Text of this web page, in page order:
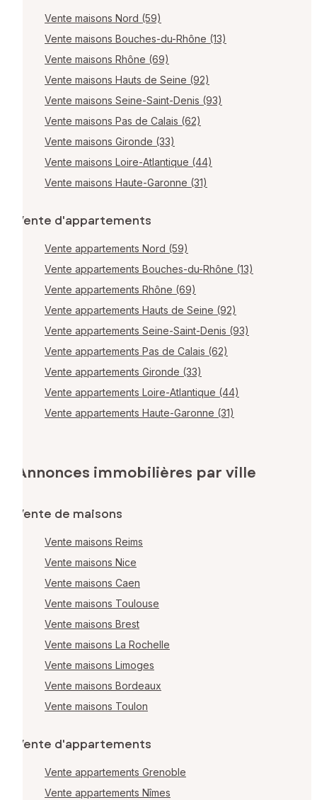
Vente maisons Nord (59)
Vente maisons Bouches-du-Rhône (13)
Vente maisons Rhône (69)
Vente maisons Hauts de Seine (92)
Vente maisons Seine-Saint-Denis (93)
Vente maisons Pas de Calais (62)
Vente maisons Gironde (33)
Vente maisons Loire-Atlantique (44)
Vente maisons Haute-Garonne (31)
Vente d'appartements
Vente appartements Nord (59)
Vente appartements Bouches-du-Rhône (13)
Vente appartements Rhône (69)
Vente appartements Hauts de Seine (92)
Vente appartements Seine-Saint-Denis (93)
Vente appartements Pas de Calais (62)
Vente appartements Gironde (33)
Vente appartements Loire-Atlantique (44)
Vente appartements Haute-Garonne (31)
Annonces immobilières par ville
Vente de maisons
Vente maisons Reims
Vente maisons Nice
Vente maisons Caen
Vente maisons Toulouse
Vente maisons Brest
Vente maisons La Rochelle
Vente maisons Limoges
Vente maisons Bordeaux
Vente maisons Toulon
Vente d'appartements
Vente appartements Grenoble
Vente appartements Nîmes